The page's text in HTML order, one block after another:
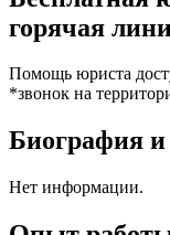
горячая
Помощь юриста
*звонок на
Биография и
Нет информации.